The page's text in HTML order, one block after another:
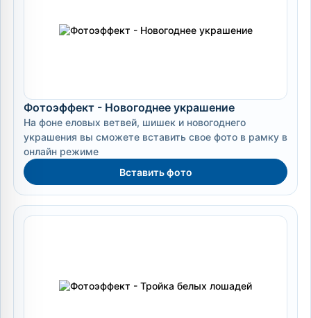
Фотоэффект - Новогоднее украшение
На фоне еловых ветвей, шишек и новогоднего
украшения вы сможете вставить свое фото в рамку в
онлайн режиме
Вставить фото